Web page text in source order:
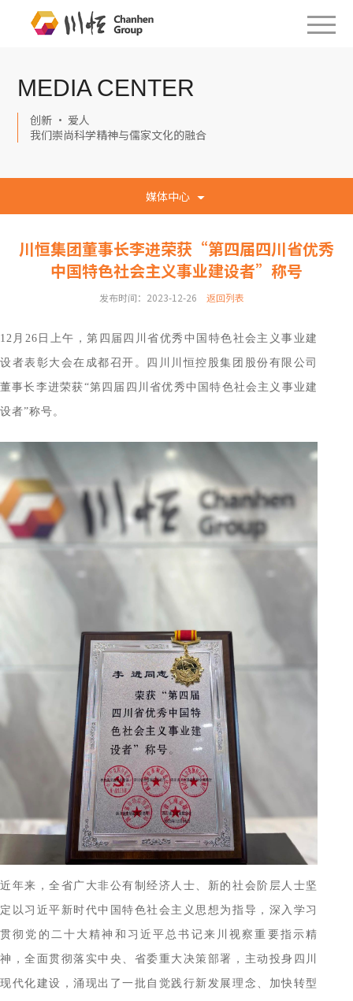
MEDIA CENTER
创新 · 爱人
我们崇尚科学精神与儒家文化的融合
媒体中心
川恒集团董事长李进荣获“第四届四川省优秀
中国特色社会主义事业建设者”称号
发布时间：2023-12-26 返回列表
12月26日上午，第四届四川省优秀中国特色社会主义事业建
设者表彰大会在成都召开。四川川恒控股集团股份有限公司
董事长李进荣获“第四届四川省优秀中国特色社会主义事业建
设者”称号。
近年来，全省广大非公有制经济人士、新的社会阶层人士坚
定以习近平新时代中国特色社会主义思想为指导，深入学习
贯彻党的二十大精神和习近平总书记来川视察重要指示精
神，全面贯彻落实中央、省委重大决策部署，主动投身四川
现代化建设，涌现出了一批自觉践行新发展理念、加快转型